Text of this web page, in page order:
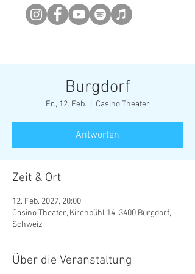
Burgdorf
Fr., 12. Feb. Casino Theater
Antworten
Zeit & Ort
12. Feb. 2027, 20:00
Casino Theater, Kirchbühl 14, 3400 Burgdorf,
Schweiz
Über die Veranstaltung